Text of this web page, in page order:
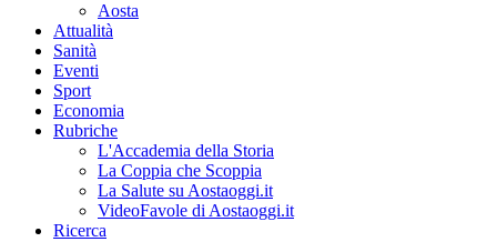
Aosta
Attualità
Sanità
Eventi
Sport
Economia
Rubriche
L'Accademia della Storia
La Coppia che Scoppia
La Salute su Aostaoggi.it
VideoFavole di Aostaoggi.it
Ricerca